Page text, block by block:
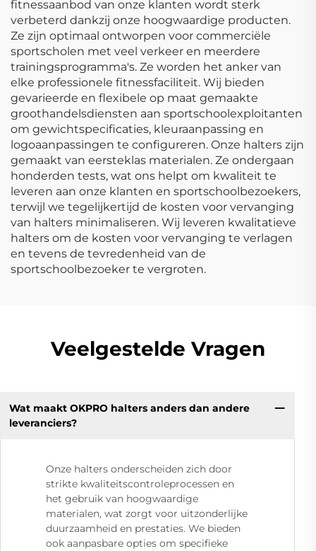
fitnessaanbod van onze klanten wordt sterk
verbeterd dankzij onze hoogwaardige producten.
Ze zijn optimaal ontworpen voor commerciële
sportscholen met veel verkeer en meerdere
trainingsprogramma's. Ze worden het anker van
elke professionele fitnessfaciliteit. Wij bieden
gevarieerde en flexibele op maat gemaakte
groothandelsdiensten aan sportschoolexploitanten
om gewichtspecificaties, kleuraanpassing en
logoaanpassingen te configureren. Onze halters zijn
gemaakt van eersteklas materialen. Ze ondergaan
honderden tests, wat ons helpt om kwaliteit te
leveren aan onze klanten en sportschoolbezoekers,
terwijl we tegelijkertijd de kosten voor vervanging
van halters minimaliseren. Wij leveren kwalitatieve
halters om de kosten voor vervanging te verlagen
en tevens de tevredenheid van de
sportschoolbezoeker te vergroten.
Veelgestelde Vragen
Wat maakt OKPRO halters anders dan andere
leveranciers?
Onze halters onderscheiden zich door
strikte kwaliteitscontroleprocessen en
het gebruik van hoogwaardige
materialen, wat zorgt voor uitzonderlijke
duurzaamheid en prestaties. We bieden
ook aanpasbare opties om specifieke